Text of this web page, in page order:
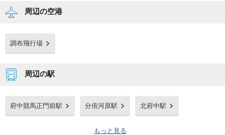
周辺の空港
調布飛行場
周辺の駅
府中競馬正門前駅 分倍河原駅 北府中駅
もっと見る